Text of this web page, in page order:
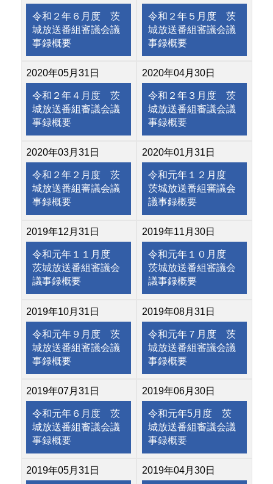
令和２年６月度 茨
城放送番組審議会議
事録概要
令和２年５月度 茨
城放送番組審議会議
事録概要
2020年05月31日
令和２年４月度 茨
城放送番組審議会議
事録概要
2020年04月30日
令和２年３月度 茨
城放送番組審議会議
事録概要
2020年03月31日
令和２年２月度 茨
城放送番組審議会議
事録概要
2020年01月31日
令和元年１２月度
茨城放送番組審議会
議事録概要
2019年12月31日
令和元年１１月度
茨城放送番組審議会
議事録概要
2019年11月30日
令和元年１０月度
茨城放送番組審議会
議事録概要
2019年10月31日
令和元年９月度 茨
城放送番組審議会議
事録概要
2019年08月31日
令和元年７月度 茨
城放送番組審議会議
事録概要
2019年07月31日
令和元年６月度 茨
城放送番組審議会議
事録概要
2019年06月30日
令和元年5月度 茨
城放送番組審議会議
事録概要
2019年05月31日 2019年04月30日